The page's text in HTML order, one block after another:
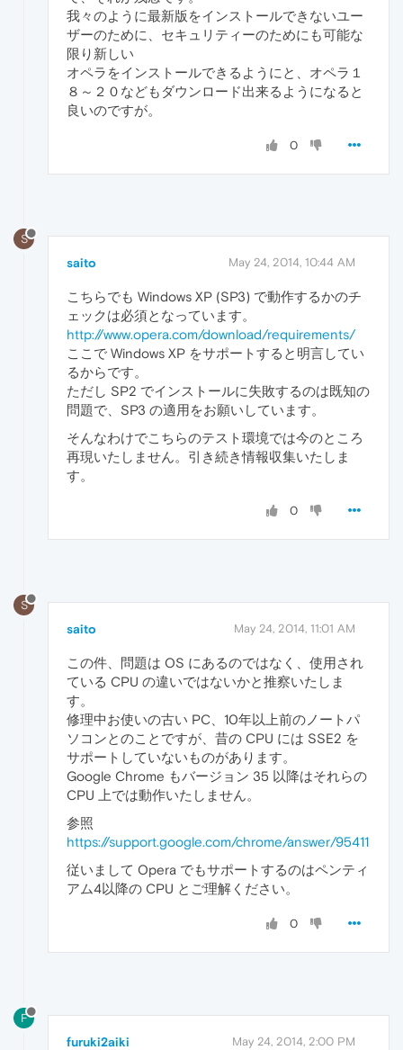
我々のように最新版をインストールできないユー
ザーのために、セキュリティーのためにも可能な
限り新しい
オペラをインストールできるようにと、オペラ１
８～２０などもダウンロード出来るようになると
良いのですが。
0
S
saito May 24, 2014, 10:44 AM
こちらでも Windows XP (SP3) で動作するかのチ
ェックは必須となっています。
http://www.opera.com/download/requirements/
ここで Windows XP をサポートすると明言してい
るからです。
ただし SP2 でインストールに失敗するのは既知の
問題で、SP3 の適用をお願いしています。
そんなわけでこちらのテスト環境では今のところ
再現いたしません。引き続き情報収集いたしま
す。
0
S
saito May 24, 2014, 11:01 AM
この件、問題は OS にあるのではなく、使用され
ている CPU の違いではないかと推察いたしま
す。
修理中お使いの古い PC、10年以上前のノートパ
ソコンとのことですが、昔の CPU には SSE2 を
サポートしていないものがあります。
Google Chrome もバージョン 35 以降はそれらの
CPU 上では動作いたしません。
参照
https://support.google.com/chrome/answer/95411
従いまして Opera でもサポートするのはペンティ
アム4以降の CPU とご理解ください。
0
F
furuki2aiki May 24, 2014, 2:00 PM